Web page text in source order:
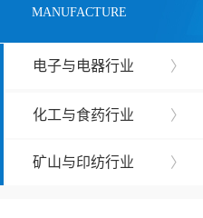
MANUFACTURE
电子与电器行业 〉
化工与食药行业 〉
矿山与印纺行业 〉